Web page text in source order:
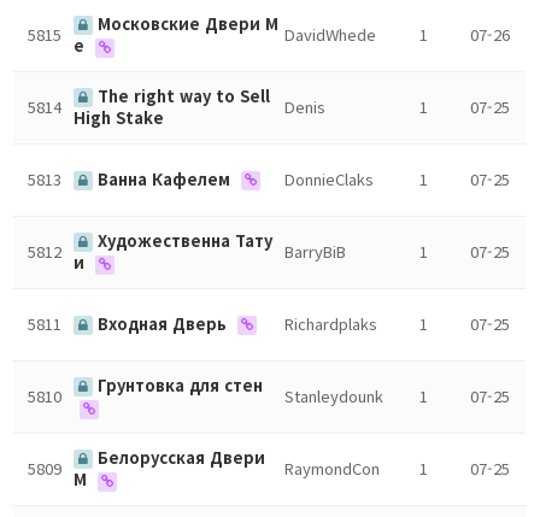
5815
Московские Двери М
е
DavidWhede 1 07-26
5814
The right way to Sell
High Stake
Denis 1 07-25
5813 Ванна Кафелем DonnieClaks 1 07-25
5812
Художественна Тату
и
BarryBiB 1 07-25
5811 Входная Дверь Richardplaks 1 07-25
5810 Грунтовка для стен Stanleydounk 1 07-25
5809
Белорусская Двери
М
RaymondCon 1 07-25